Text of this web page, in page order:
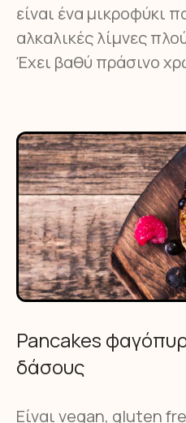
είναι ένα μικροφύκι
αλκαλικές λίμνες
Έχει βαθύ πράσινο
Pancakes
δάσους
Είναι vegan, gluten